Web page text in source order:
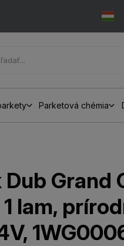
Parketová chémia
Grand
lam,